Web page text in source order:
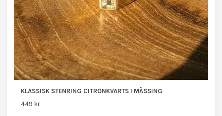
KLASSISK STENRING CITRONKVARTS I MÄSSING
449 kr